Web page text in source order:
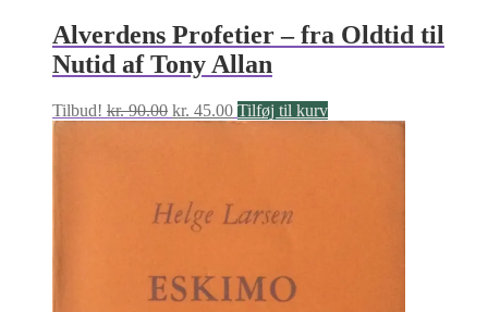
Alverdens Profetier – fra Oldtid til
Nutid af Tony Allan
Tilbud! kr.90.00 Den
oprindelige
kr. 45.00Den
aktuelle
Tilføj til kurv